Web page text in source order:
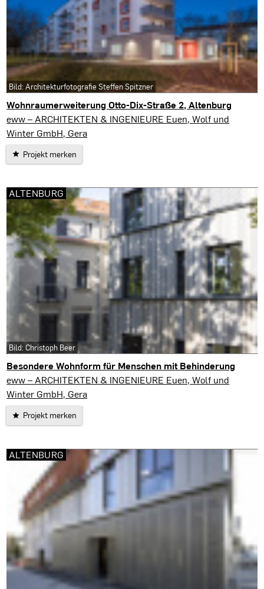
Wohnraumerweiterung Otto-Dix-Straße 2, Altenburg
Altenburg
eww – ARCHITEKTEN & INGENIEURE Euen, Wolf und
Winter GmbH, Gera
Projekt merken
Bild: Architekturfotografie Steffen Spitzner
Besondere Wohnform für Menschen mit Behinderung
Altenburg
eww – ARCHITEKTEN & INGENIEURE Euen, Wolf und
Winter GmbH, Gera
Projekt merken
ALTENBURG
Bild: Christoph Beer
ALTENBURG